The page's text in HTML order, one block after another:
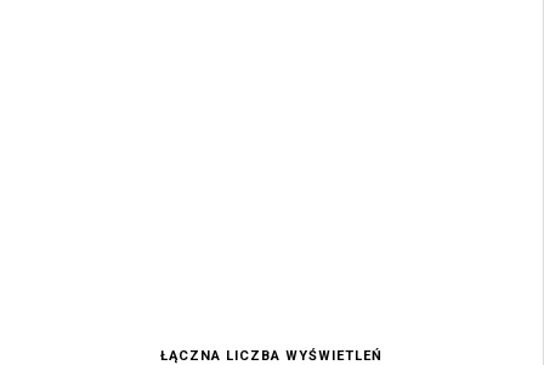
ŁĄCZNA LICZBA WYŚWIETLEŃ